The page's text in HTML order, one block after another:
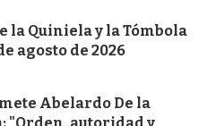
la Quiniela y la Tómbola
agosto de 2026
Abelardo De la